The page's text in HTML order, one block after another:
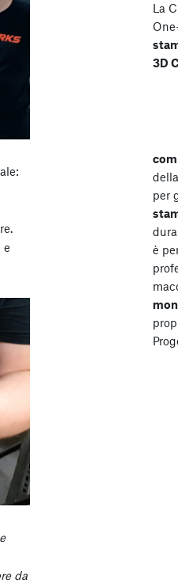
e
da
La
3D
per
è